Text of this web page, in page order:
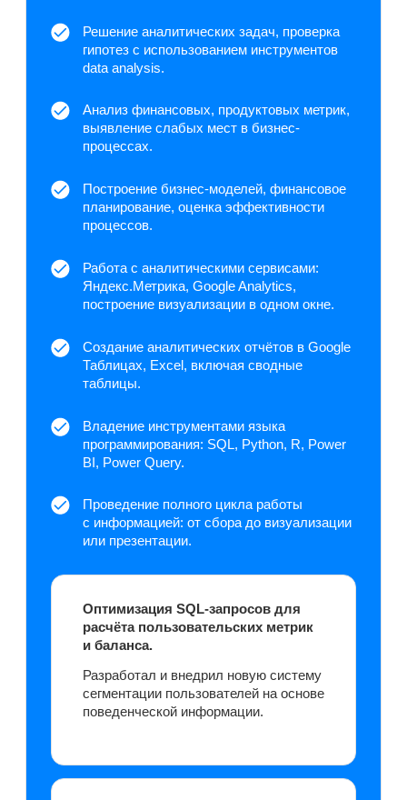
Оптимизация SQL-запросов для
расчёта пользовательских метрик
и баланса.
сегментации пользователей на основе
поведенческой информации.
Подготовка визуализации
ассортимента, а также статуса
товаров в магазинах для принятия
решений.
по ключевым метрикам, что сократило
время анализа, а также повысило
точность бизнес-решений.
Технические инструменты.
Дополнительные навыки
Google Sheets
Power Point
Power BI
Plotly
Язык R
Seaborn
Юкасса
Tableau Power Query
Python